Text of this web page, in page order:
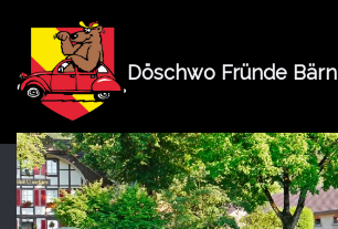
Inhalt
Döschwo Fründe Bärn